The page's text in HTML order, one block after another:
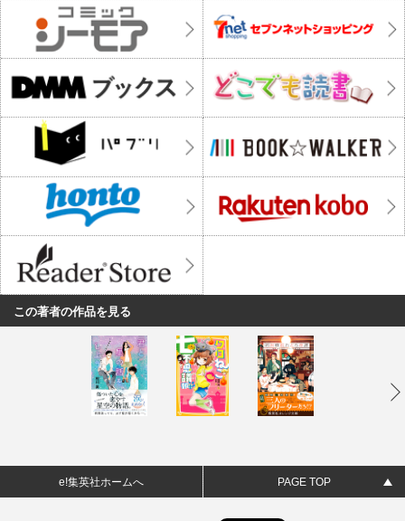
この著者の作品を見る
e!集英社ホームへ PAGE TOP